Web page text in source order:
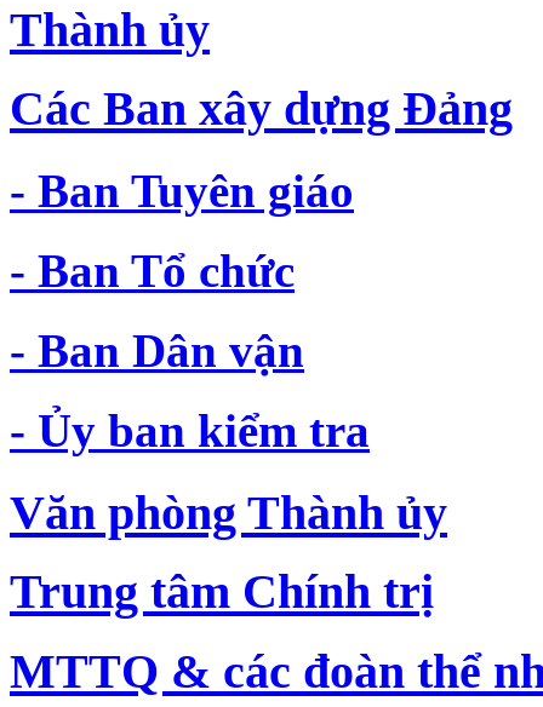
Thành ủy
Các Ban xây dựng Đảng
- Ban Tuyên giáo
- Ban Tổ chức
- Ban Dân vận
- Ủy ban kiểm tra
Văn phòng Thành ủy
Trung tâm Chính trị
MTTQ & các đoàn thể